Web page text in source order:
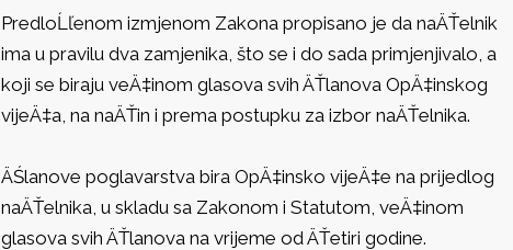
PredloĹľenom izmjenom Zakona propisano je da naÄŤelnik
ima u pravilu dva zamjenika, što se i do sada primjenjivalo, a
koji se biraju veÄ‡inom glasova svih ÄŤlanova OpÄ‡inskog
vijeÄ‡a, na naÄŤin i prema postupku za izbor naÄŤelnika.
ÄŚlanove poglavarstva bira OpÄ‡insko vijeÄ‡e na prijedlog
naÄŤelnika, u skladu sa Zakonom i Statutom, veÄ‡inom
glasova svih ÄŤlanova na vrijeme od ÄŤetiri godine.